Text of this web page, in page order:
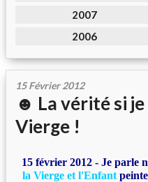
2007
2006
15 Février 2012
☻ La vérité si
Vierge !
15 février 2012 - Je parle
la Vierge et l'Enfant